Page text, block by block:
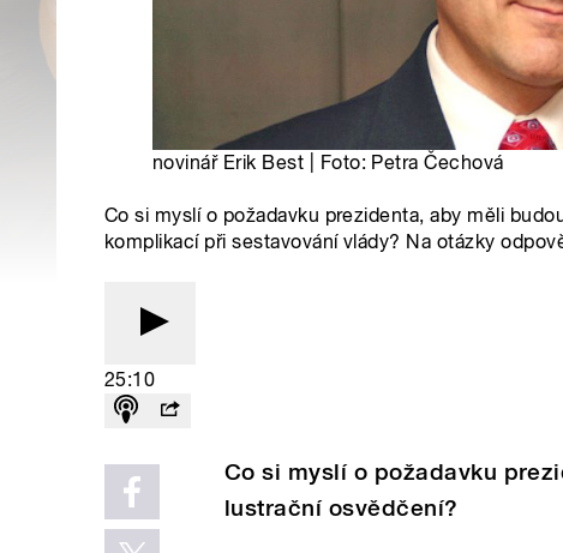
novinář Erik Best | Foto: Petra Čechová
Co si myslí o požadavku prezidenta, aby měli
komplikací při sestavování vlády? Na otázky
25:10
Co si myslí o požadavku
lustrační osvědčení?